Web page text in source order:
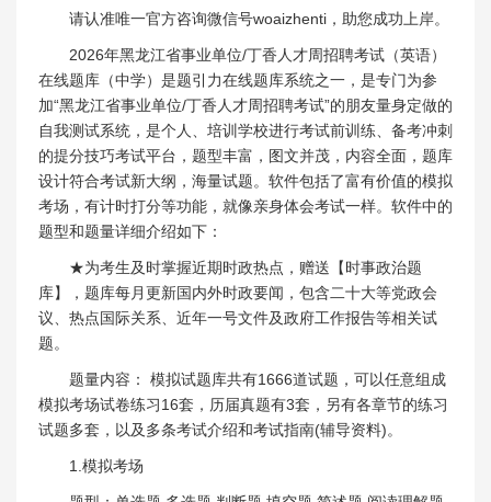
请认准唯一官方咨询微信号woaizhenti，助您成功上岸。
2026年黑龙江省事业单位/丁香人才周招聘考试（英语）
在线题库（中学）是题引力在线题库系统之一，是专门为参
加“黑龙江省事业单位/丁香人才周招聘考试”的朋友量身定做的
自我测试系统，是个人、培训学校进行考试前训练、备考冲刺
的提分技巧考试平台，题型丰富，图文并茂，内容全面，题库
设计符合考试新大纲，海量试题。软件包括了富有价值的模拟
考场，有计时打分等功能，就像亲身体会考试一样。软件中的
题型和题量详细介绍如下：
★为考生及时掌握近期时政热点，赠送【时事政治题
库】，题库每月更新国内外时政要闻，包含二十大等党政会
议、热点国际关系、近年一号文件及政府工作报告等相关试
题。
题量内容： 模拟试题库共有1666道试题，可以任意组成
模拟考场试卷练习16套，历届真题有3套，另有各章节的练习
试题多套，以及多条考试介绍和考试指南(辅导资料)。
1.模拟考场